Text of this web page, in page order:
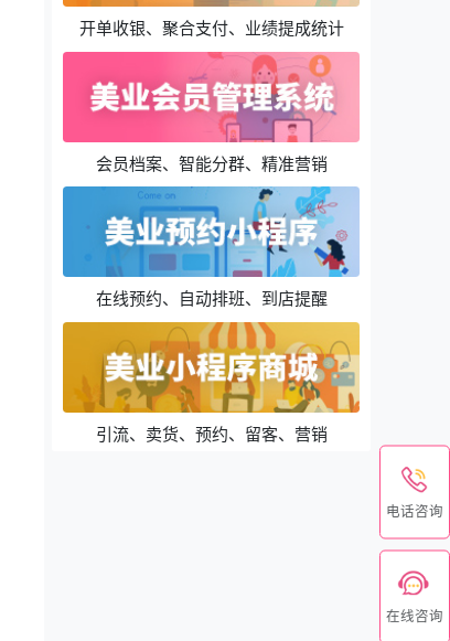
开单收银、聚合支付、业绩提成统计
会员档案、智能分群、精准营销
在线预约、自动排班、到店提醒
引流、卖货、预约、留客、营销
电话咨询
在线咨询